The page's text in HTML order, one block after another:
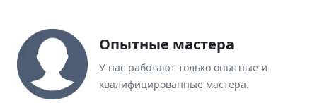
Опытные мастера
У нас работают только опытные и
квалифицированные мастера.